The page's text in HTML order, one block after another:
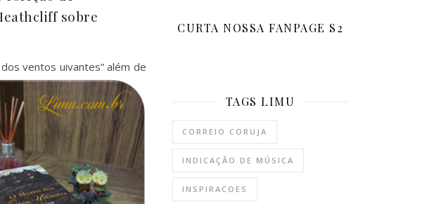
sobre
ventos uivantes” além de
CURTA NOSSA FANPAGE S2
TAGS LIMU
CORREIO CORUJA
INDICAÇÃO DE MÚSICA
INSPIRACOES